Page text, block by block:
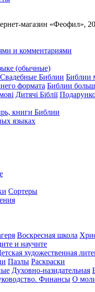
магазин «Феофил»,
и комментариями
(обычные)
Свадебные Библии Библии
формата Библии
Дитячі Біблії
книги Библии
языках
Сортеры
Воскресная школа
и научите
художественная
Пазлы Раскраски
Духовно-назидательная
Финансы О